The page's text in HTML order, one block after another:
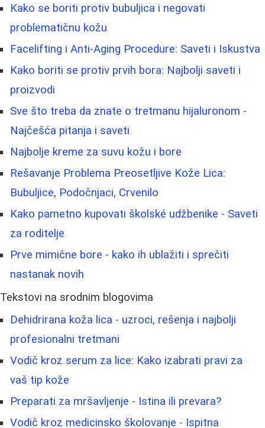
Kako se boriti protiv bubuljica i negovati
problematičnu kožu
Facelifting i Anti-Aging Procedure: Saveti i Iskustva
Kako boriti se protiv prvih bora: Najbolji saveti i
proizvodi
Sve što treba da znate o tretmanu hijaluronom -
Najčešća pitanja i saveti
Najbolje kreme za suvu kožu i bore
Rešavanje Problema Preosetljive Kože Lica:
Bubuljice, Podočnjaci, Crvenilo
Kako pametno kupovati školské udžbenike - Saveti
za roditelje
Prve mimične bore - kako ih ublažiti i sprečiti
nastanak novih
Tekstovi na srodnim blogovima
Dehidrirana koža lica - uzroci, rešenja i najbolji
profesionalni tretmani
Vodič kroz serum za lice: Kako izabrati pravi za
vaš tip kože
Preparati za mršavljenje - Istina ili prevara?
Vodič kroz medicinsko školovanje - Ispitna